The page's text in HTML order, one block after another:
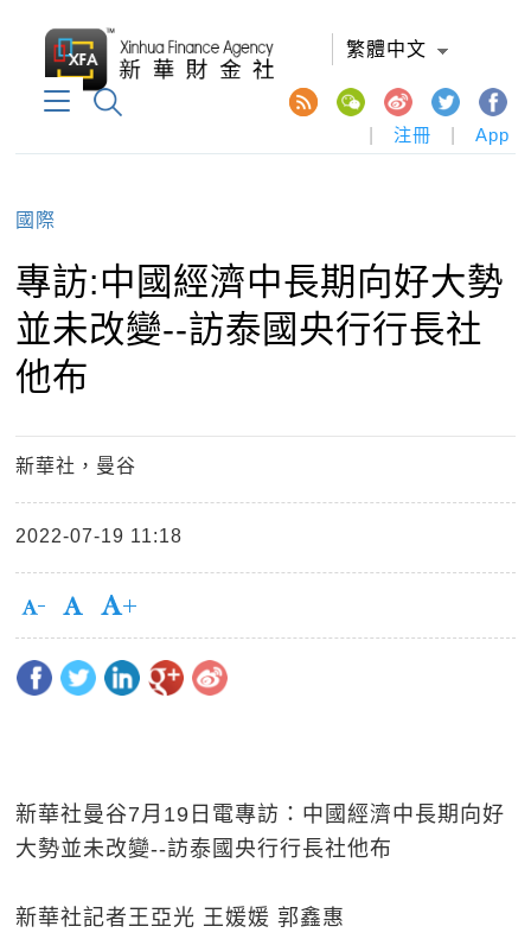
繁體中文
注冊 App
國際
專訪:中國經濟中長期向好大勢
並未改變--訪泰國央行行長社
他布
新華社，曼谷
2022-07-19 11:18
新華社曼谷7月19日電專訪：中國經濟中長期向好
大勢並未改變--訪泰國央行行長社他布
新華社記者王亞光 王媛媛 郭鑫惠